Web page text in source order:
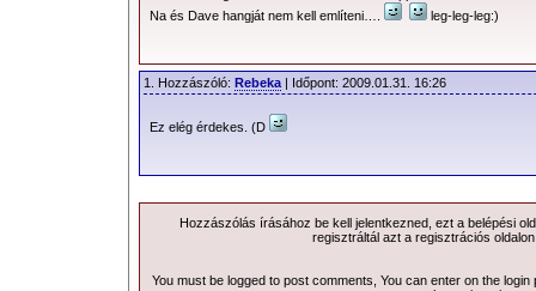
Na és Dave hangját nem kell említeni….
leg-leg-leg:)
1. Hozzászóló: Rebeka | Időpont: 2009.01.31. 16:26
Ez elég érdekes. (D
Hozzászólás írásához be kell jelentkezned, ezt a belépési
regisztráltál azt a regisztrációs
You must be logged to post comments, You can enter on the login